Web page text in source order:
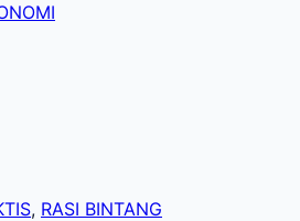
, RASI BINTANG